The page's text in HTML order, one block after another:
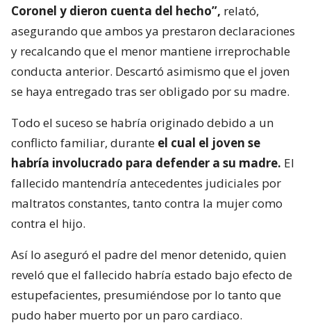
Coronel y dieron cuenta del hecho”, relató,
asegurando que ambos ya prestaron declaraciones
y recalcando que el menor mantiene irreprochable
conducta anterior. Descartó asimismo que el joven
se haya entregado tras ser obligado por su madre.
Todo el suceso se habría originado debido a un
conflicto familiar, durante el cual el joven se
habría involucrado para defender a su madre. El
fallecido mantendría antecedentes judiciales por
maltratos constantes, tanto contra la mujer como
contra el hijo.
Así lo aseguró el padre del menor detenido, quien
reveló que el fallecido habría estado bajo efecto de
estupefacientes, presumiéndose por lo tanto que
pudo haber muerto por un paro cardiaco.